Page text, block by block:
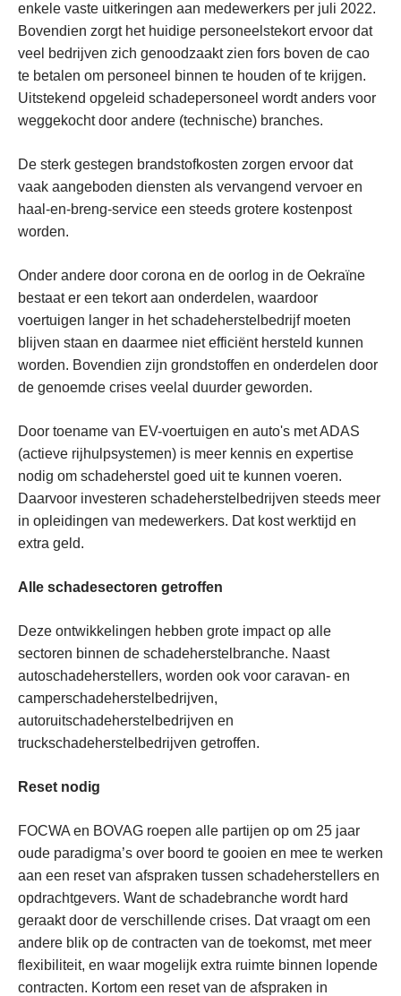
enkele vaste uitkeringen aan medewerkers per juli 2022.
Bovendien zorgt het huidige personeelstekort ervoor dat
veel bedrijven zich genoodzaakt zien fors boven de cao
te betalen om personeel binnen te houden of te krijgen.
Uitstekend opgeleid schadepersoneel wordt anders voor
weggekocht door andere (technische) branches.
De sterk gestegen brandstofkosten zorgen ervoor dat
vaak aangeboden diensten als vervangend vervoer en
haal-en-breng-service een steeds grotere kostenpost
worden.
Onder andere door corona en de oorlog in de Oekraïne
bestaat er een tekort aan onderdelen, waardoor
voertuigen langer in het schadeherstelbedrijf moeten
blijven staan en daarmee niet efficiënt hersteld kunnen
worden. Bovendien zijn grondstoffen en onderdelen door
de genoemde crises veelal duurder geworden.
Door toename van EV-voertuigen en auto's met ADAS
(actieve rijhulpsystemen) is meer kennis en expertise
nodig om schadeherstel goed uit te kunnen voeren.
Daarvoor investeren schadeherstelbedrijven steeds meer
in opleidingen van medewerkers. Dat kost werktijd en
extra geld.
Alle schadesectoren getroffen
Deze ontwikkelingen hebben grote impact op alle
sectoren binnen de schadeherstelbranche. Naast
autoschadeherstellers, worden ook voor caravan- en
camperschadeherstelbedrijven,
autoruitschadeherstelbedrijven en
truckschadeherstelbedrijven getroffen.
Reset nodig
FOCWA en BOVAG roepen alle partijen op om 25 jaar
oude paradigma’s over boord te gooien en mee te werken
aan een reset van afspraken tussen schadeherstellers en
opdrachtgevers. Want de schadebranche wordt hard
geraakt door de verschillende crises. Dat vraagt om een
andere blik op de contracten van de toekomst, met meer
flexibiliteit, en waar mogelijk extra ruimte binnen lopende
contracten. Kortom een reset van de afspraken in